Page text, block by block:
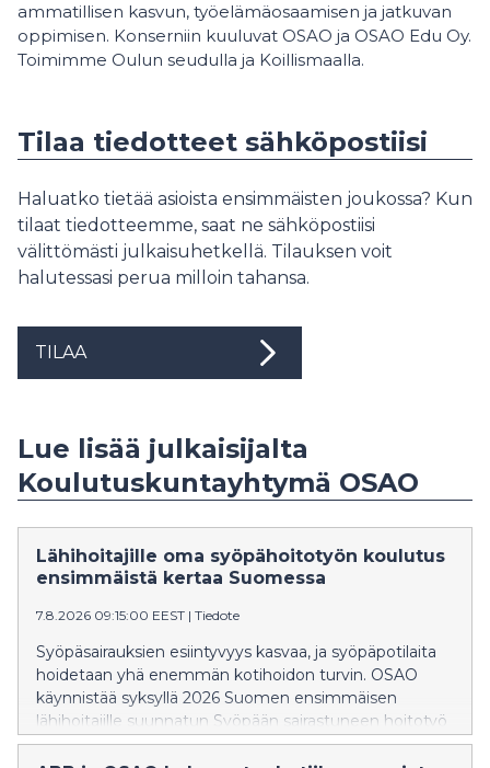
ammatillisen kasvun, työelämäosaamisen ja jatkuvan
oppimisen. Konserniin kuuluvat OSAO ja OSAO Edu Oy.
Toimimme Oulun seudulla ja Koillismaalla.
Tilaa tiedotteet sähköpostiisi
Haluatko tietää asioista ensimmäisten joukossa? Kun
tilaat tiedotteemme, saat ne sähköpostiisi
välittömästi julkaisuhetkellä. Tilauksen voit
halutessasi perua milloin tahansa.
TILAA
Lue lisää julkaisijalta
Koulutuskuntayhtymä OSAO
Lähihoitajille oma syöpähoitotyön koulutus
ensimmäistä kertaa Suomessa
7.8.2026 09:15:00 EEST | Tiedote
Syöpäsairauksien esiintyvyys kasvaa, ja syöpäpotilaita
hoidetaan yhä enemmän kotihoidon turvin. OSAO
käynnistää syksyllä 2026 Suomen ensimmäisen
lähihoitajille suunnatun Syöpään sairastuneen hoitotyö
-tutkinnon osan vahvistamaan lähihoitajien osaamista